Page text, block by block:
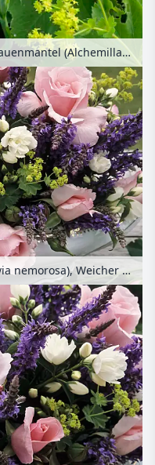
Schwertlilie (Iris) und Weicher Frauenmantel (Alchemilla mollis)
Rosen (Rosa), Steppensalbei (Salvia nemorosa), Weicher Frauenmantel (Alchemilla mollis) und Europäischer Pfeifenstrauch (Philadelphus coronarius)